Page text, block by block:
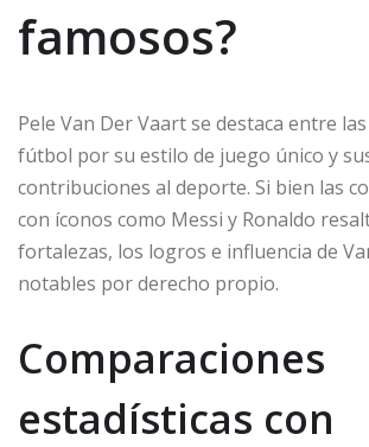
famosos?
Pele Van Der Vaart se destaca entre
fútbol por su estilo de juego único y
contribuciones al deporte. Si bien las
con íconos como Messi y Ronaldo
fortalezas, los logros e influencia de
notables por derecho propio.
Comparaciones
estadísticas con